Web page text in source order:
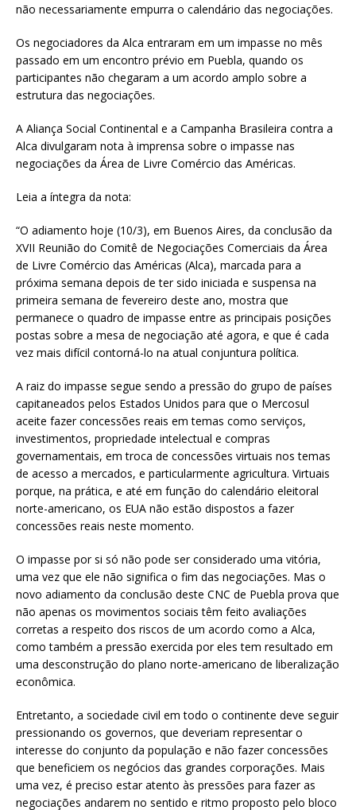
não necessariamente empurra o calendário das negociações.
Os negociadores da Alca entraram em um impasse no mês
passado em um encontro prévio em Puebla, quando os
participantes não chegaram a um acordo amplo sobre a
estrutura das negociações.
A Aliança Social Continental e a Campanha Brasileira contra a
Alca divulgaram nota à imprensa sobre o impasse nas
negociações da Área de Livre Comércio das Américas.
Leia a íntegra da nota:
“O adiamento hoje (10/3), em Buenos Aires, da conclusão da
XVII Reunião do Comitê de Negociações Comerciais da Área
de Livre Comércio das Américas (Alca), marcada para a
próxima semana depois de ter sido iniciada e suspensa na
primeira semana de fevereiro deste ano, mostra que
permanece o quadro de impasse entre as principais posições
postas sobre a mesa de negociação até agora, e que é cada
vez mais difícil contorná-lo na atual conjuntura política.
A raiz do impasse segue sendo a pressão do grupo de países
capitaneados pelos Estados Unidos para que o Mercosul
aceite fazer concessões reais em temas como serviços,
investimentos, propriedade intelectual e compras
governamentais, em troca de concessões virtuais nos temas
de acesso a mercados, e particularmente agricultura. Virtuais
porque, na prática, e até em função do calendário eleitoral
norte-americano, os EUA não estão dispostos a fazer
concessões reais neste momento.
O impasse por si só não pode ser considerado uma vitória,
uma vez que ele não significa o fim das negociações. Mas o
novo adiamento da conclusão deste CNC de Puebla prova que
não apenas os movimentos sociais têm feito avaliações
corretas a respeito dos riscos de um acordo como a Alca,
como também a pressão exercida por eles tem resultado em
uma desconstrução do plano norte-americano de liberalização
econômica.
Entretanto, a sociedade civil em todo o continente deve seguir
pressionando os governos, que deveriam representar o
interesse do conjunto da população e não fazer concessões
que beneficiem os negócios das grandes corporações. Mais
uma vez, é preciso estar atento às pressões para fazer as
negociações andarem no sentido e ritmo proposto pelo bloco